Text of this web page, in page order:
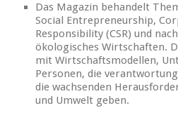
Das Magazin behandelt
Social Entrepreneurship,
Responsibility (CSR) und
ökologisches Wirtschaften.
mit Wirtschaftsmodellen,
Personen, die
die wachsenden
und Umwelt geben.